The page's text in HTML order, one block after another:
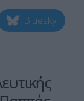
Bluesky